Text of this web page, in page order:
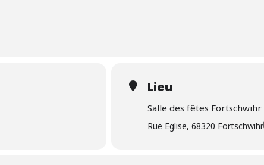
Lieu
Salle des fêtes Fortschwihr
Rue Eglise, 68320 Fortschwihr